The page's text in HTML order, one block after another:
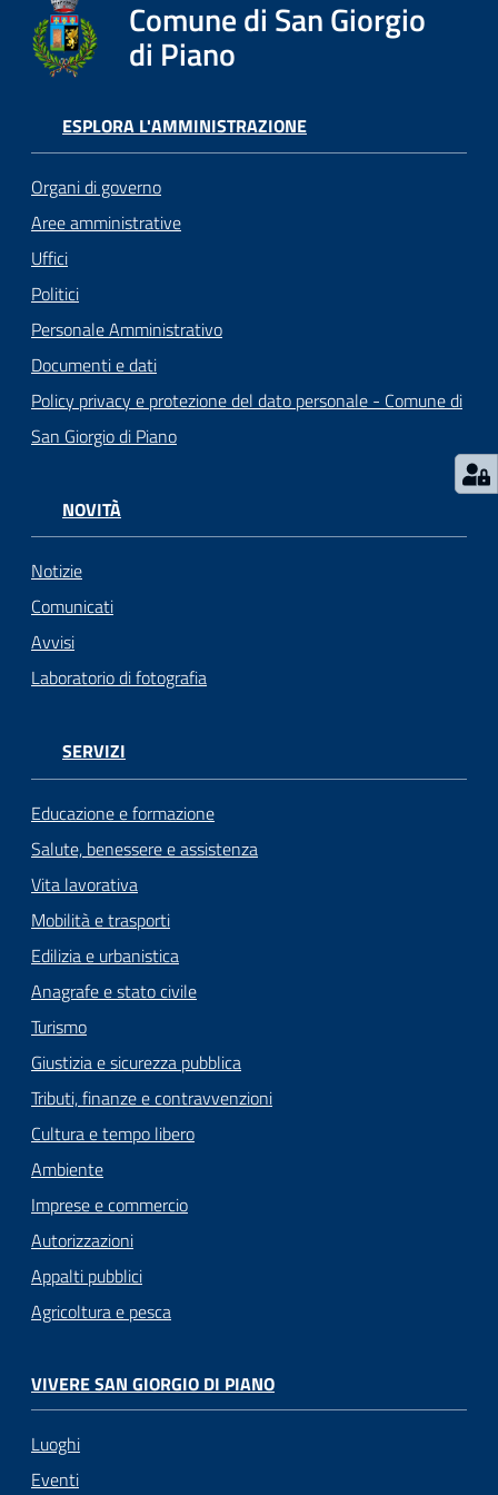
r
n
e
Tutti
gli
argomenti...
Comune di San Giorgio
di Piano
ESPLORA L'AMMINISTRAZIONE
Organi di governo
Aree amministrative
Uffici
Politici
Personale Amministrativo
Documenti e dati
Policy privacy e protezione del dato personale - Comune di
San Giorgio di Piano
NOVITÀ
Notizie
Comunicati
Avvisi
Laboratorio di fotografia
SERVIZI
Educazione e formazione
Salute, benessere e assistenza
Vita lavorativa
Mobilità e trasporti
Edilizia e urbanistica
Anagrafe e stato civile
Turismo
Giustizia e sicurezza pubblica
Tributi, finanze e contravvenzioni
Cultura e tempo libero
Ambiente
Imprese e commercio
Autorizzazioni
Appalti pubblici
Agricoltura e pesca
VIVERE SAN GIORGIO DI PIANO
Luoghi
Eventi